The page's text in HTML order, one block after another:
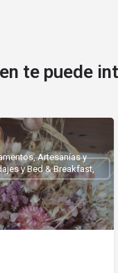
te puede
Artesanías y
y Bed & Breakfast,